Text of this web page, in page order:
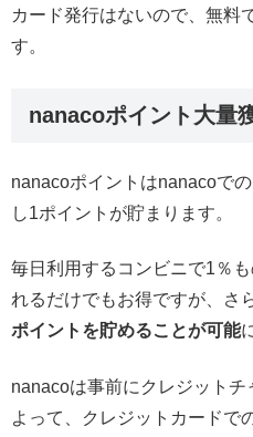
カード発行はないので、無料
す。
nanacoポイント大量
nanacoポイントはnanacoで
し1ポイントが貯まります。
毎日利用するコンビニで1％
れるだけでもお得ですが、さ
ポイントを貯めることが可能
nanacoは事前にクレジット
よって、クレジットカードで